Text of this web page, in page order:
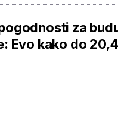
za
Evo kako do